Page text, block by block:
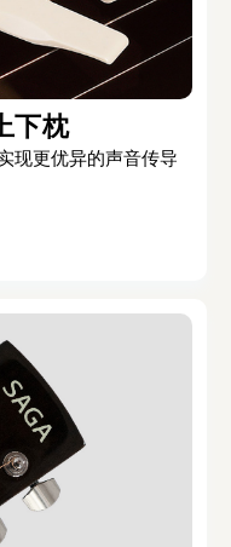
下枕
现更优异的声音传导